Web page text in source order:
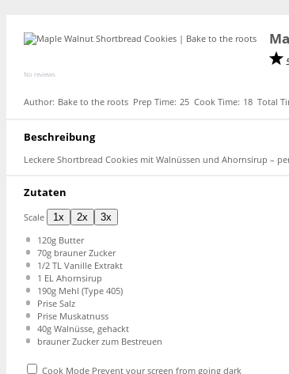
No reviews
Author: Bake to the roots Prep Time: 25 Cook Time: 18 Total
Beschreibung
Leckere Shortbread Cookies mit Walnüssen und Ahornsirup –
Zutaten
Scale 1x 2x
3x
120gButter
70gbrauner Zucker
1/2TL Vanille Extrakt
1 EL Ahornsirup
190gMehl (Type 405)
Prise Salz
Prise Muskatnuss
40gWalnüsse, gehackt
brauner Zucker zum Bestreuen
Cook Mode Prevent your screen from going dark